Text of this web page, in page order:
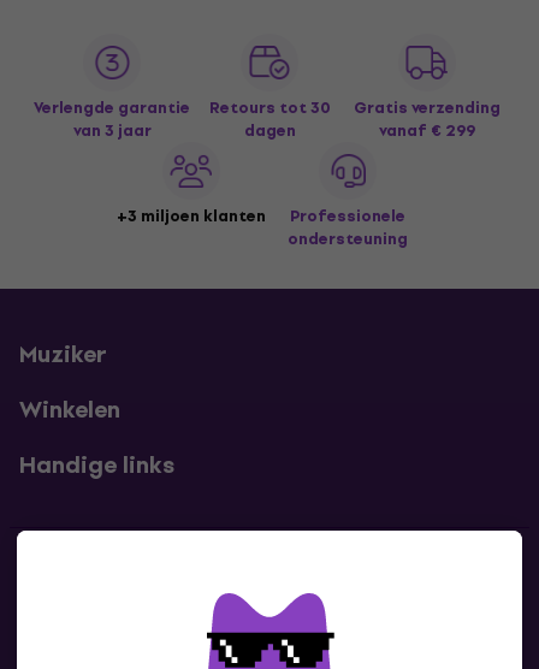
Verlengde garantie
van 3 jaar
Retours tot 30
dagen
Gratis verzending
vanaf € 299
+3 miljoen klanten
Professionele
ondersteuning
Muziker
Winkelen
Handige links
Neem contact met ons op